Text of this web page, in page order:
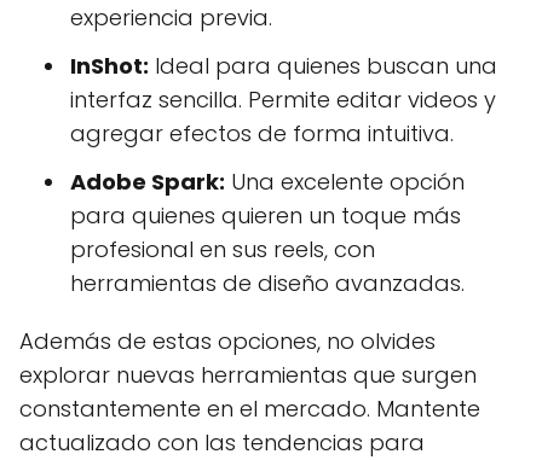
experiencia previa.
InShot: Ideal para quienes buscan una
interfaz sencilla. Permite editar videos y
agregar efectos de forma intuitiva.
Adobe Spark: Una excelente opción
para quienes quieren un toque más
profesional en sus reels, con
herramientas de diseño avanzadas.
Además de estas opciones, no olvides
explorar nuevas herramientas que surgen
constantemente en el mercado. Mantente
actualizado con las tendencias para